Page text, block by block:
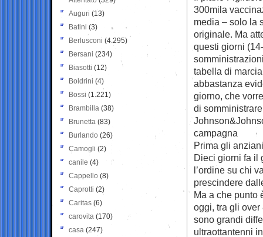
300mila
media – solo la
originale. Ma
questi giorni
tabella di
abbastanza
giorno, che
di
campagna
Prima gli
Dieci giorni fa il
l’ordine su chi
prescindere
Ma a che punto
oggi, tra gli
sono grandi
ultraottantenni
Auguri (13)
Batini (3)
Berlusconi (4.295)
Bersani (234)
Biasotti (12)
Boldrini (4)
Bossi (1.221)
Brambilla (38)
Brunetta (83)
Burlando (26)
Camogli (2)
canile (4)
Cappello (8)
Caprotti (2)
Caritas (6)
carovita (170)
casa (247)